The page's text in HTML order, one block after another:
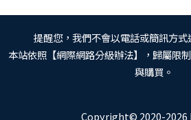
提醒您，我們不會以電話或簡訊方式
本站依照【網際網路分級辦法】，歸屬限
與購買。
Copyright© 2020-2026